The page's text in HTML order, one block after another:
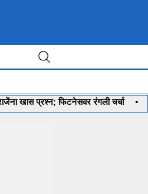
फिटनेसवर रंगली चर्चा • ‘मला